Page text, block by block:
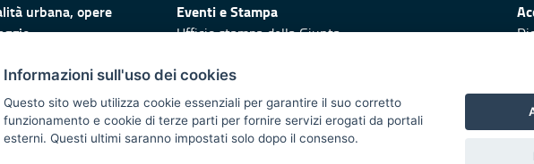
urbana, opere
Eventi e Stampa
Ufficio stampa della Giunta
Logo e identità regionale
Redazione
Responsabili di pubblicazione
Informazioni sull'uso dei cookies
Questo sito web utilizza cookie essenziali per garantire il suo corretto
funzionamento e cookie di terze parti per fornire servizi erogati da portali
esterni. Questi ultimi saranno impostati solo dopo il consenso.